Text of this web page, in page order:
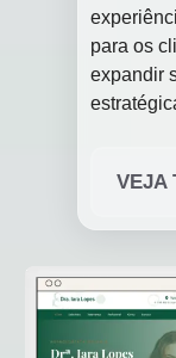
para os
expandir
VEJA